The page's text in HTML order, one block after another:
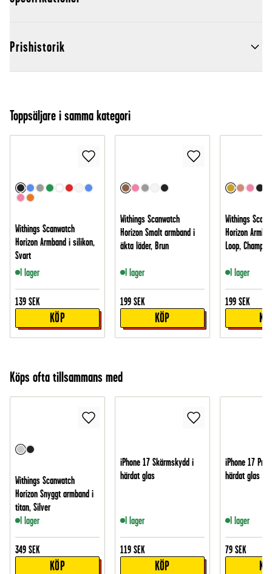
Prishistorik
Toppsäljare i samma kategori
Withings Scanwatch
Horizon Armband i silikon,
Svart
I lager
139 SEK
KÖP
Withings Scanwatch
Horizon Smalt armband i
äkta läder, Brun
I lager
199 SEK
KÖP
Withings
Horizon
Loop,
I lager
199 SEK
Köps ofta tillsammans med
Withings Scanwatch
Horizon Snyggt armband i
titan, Silver
I lager
349 SEK
KÖP
iPhone 17 Skärmskydd i
härdat glas
I lager
119 SEK
KÖP
iPhone 17 Pro
härdat glas
I lager
79 SEK